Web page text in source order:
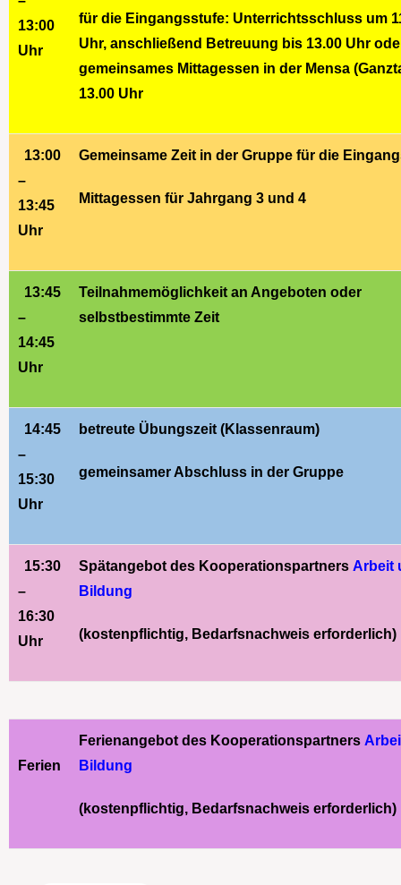
13:00
Uhr
für die Eingangsstufe: Unterrichtsschluss um
Uhr, anschließend Betreuung bis 13.00 Uhr
gemeinsames Mittagessen in der Mensa
13.00 Uhr
13:00
–
13:45
Uhr
Gemeinsame Zeit in der Gruppe für die
Mittagessen für Jahrgang 3 und 4
13:45
–
14:45
Uhr
Teilnahmemöglichkeit an Angeboten oder
selbstbestimmte Zeit
14:45
–
15:30
Uhr
betreute Übungszeit (Klassenraum)
gemeinsamer Abschluss in der Gruppe
15:30
–
16:30
Uhr
Spätangebot des Kooperationspartners Arbeit
Bildung
(kostenpflichtig, Bedarfsnachweis erforderlich)
Ferien
Ferienangebot des Kooperationspartners
Bildung
(kostenpflichtig, Bedarfsnachweis erforderlich)